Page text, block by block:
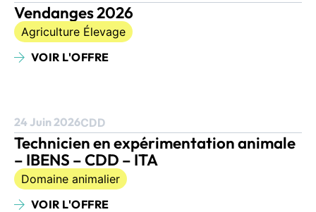
Vendanges 2026
Agriculture Élevage
VOIR L'OFFRE
24 Juin 2026CDD
Technicien en expérimentation animale
– IBENS – CDD – ITA
Domaine animalier
VOIR L'OFFRE